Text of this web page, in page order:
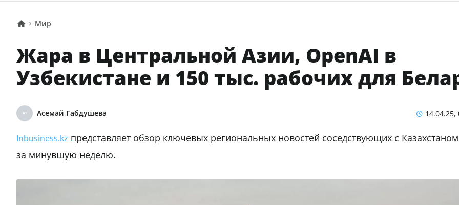
Мир
Жара в Центральной Азии, OpenAI в
Узбекистане и 150 тыс. рабочих для
Асемай Габдушева 14.04.25,
Inbusiness.kz представляет обзор ключевых региональных новостей соседствующих с
за минувшую неделю.